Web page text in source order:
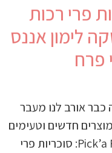
פרי רכות
לימון אננס
פרח
אורב לנו מעבר
חדשים וטעימים
שיצאו לאחרונה. אז מה חדש? Pick’a Fruit: סוכריות פרי